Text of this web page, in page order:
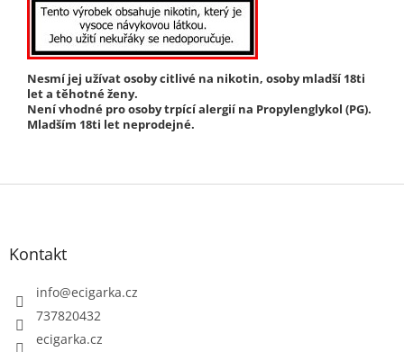
Nesmí jej užívat osoby citlivé na nikotin, osoby mladší 18ti
let a těhotné ženy.
Není vhodné pro osoby trpící alergií na Propylenglykol (PG).
Mladším 18ti let neprodejné.
Kontakt
info@ecigarka.cz
737820432
ecigarka.cz